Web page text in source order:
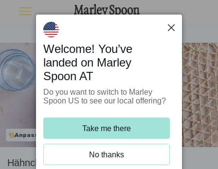
Anpassbar
Hähnchen in Miso-Glasur mit Brokkoli
Welcome! You’ve
landed on Marley
Spoon AT
Do you want to switch to Marley
Spoon US to see our local offering?
Take me there
No thanks